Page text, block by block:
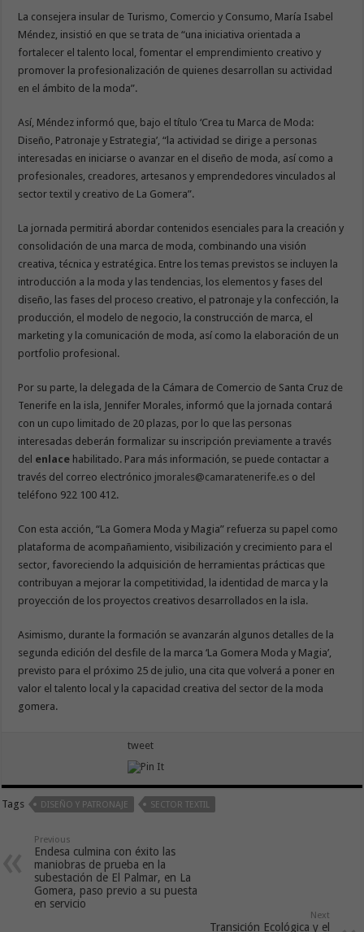
La consejera insular de Turismo, Comercio y Consumo, María Isabel
Méndez, insistió en que se trata de “una iniciativa orientada a
fortalecer el talento local, fomentar el emprendimiento creativo y
promover la profesionalización de quienes desarrollan su actividad
en el ámbito de la moda”.
Así, Méndez informó que, bajo el título ‘Crea tu Marca de Moda:
Diseño, Patronaje y Estrategia’, “la actividad se dirige a personas
interesadas en iniciarse o avanzar en el diseño de moda, así como a
profesionales, creadores, artesanos y emprendedores vinculados al
sector textil y creativo de La Gomera”.
La jornada permitirá abordar contenidos esenciales para la creación y
consolidación de una marca de moda, combinando una visión
creativa, técnica y estratégica. Entre los temas previstos se incluyen la
introducción a la moda y las tendencias, los elementos y fases del
diseño, las fases del proceso creativo, el patronaje y la confección, la
producción, el modelo de negocio, la construcción de marca, el
marketing y la comunicación de moda, así como la elaboración de un
portfolio profesional.
Por su parte, la delegada de la Cámara de Comercio de Santa Cruz de
Tenerife en la isla, Jennifer Morales, informó que la jornada contará
con un cupo limitado de 20 plazas, por lo que las personas
interesadas deberán formalizar su inscripción previamente a través
del enlace habilitado. Para más información, se puede contactar a
través del correo electrónico jmorales@camaratenerife.es o del
teléfono 922 100 412.
Con esta acción, “La Gomera Moda y Magia” refuerza su papel como
plataforma de acompañamiento, visibilización y crecimiento para el
sector, favoreciendo la adquisición de herramientas prácticas que
contribuyan a mejorar la competitividad, la identidad de marca y la
proyección de los proyectos creativos desarrollados en la isla.
Asimismo, durante la formación se avanzarán algunos detalles de la
segunda edición del desfile de la marca ‘La Gomera Moda y Magia’,
previsto para el próximo 25 de julio, una cita que volverá a poner en
valor el talento local y la capacidad creativa del sector de la moda
gomera.
tweet
Tags DISEÑO Y PATRONAJE SECTOR TEXTIL
Previous
Endesa culmina con éxito las
maniobras de prueba en la
subestación de El Palmar, en La
Gomera, paso previo a su puesta
en servicio
Next
Transición Ecológica y el